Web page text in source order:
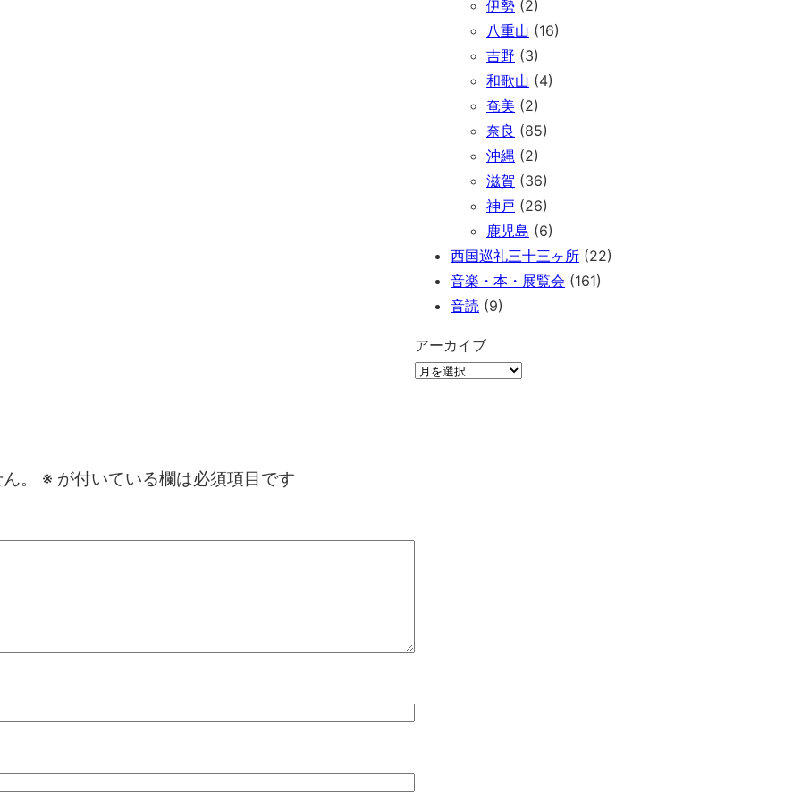
。 ※ が付いている欄は必須項目です
伊勢 (2)
八重山 (16)
吉野 (3)
和歌山 (4)
奄美 (2)
奈良 (85)
沖縄 (2)
滋賀 (36)
神戸 (26)
鹿児島 (6)
西国巡礼三十三ヶ所 (22)
音楽・本・展覧会 (161)
音読 (9)
アーカイブ